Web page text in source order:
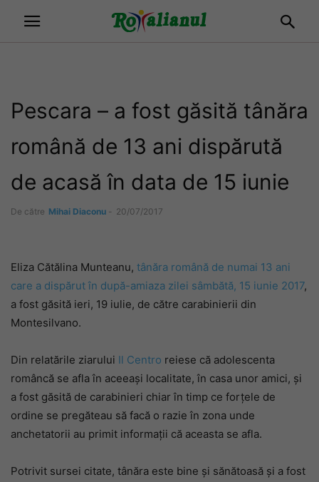
Pescara – a fost găsită tânăra
română de 13 ani dispărută
de acasă în data de 15 iunie
De către Mihai Diaconu - 20/07/2017
Eliza Cătălina Munteanu, tânăra română de numai 13 ani
care a dispărut în după-amiaza zilei sâmbătă, 15 iunie 2017,
a fost găsită ieri, 19 iulie, de către carabinierii din
Montesilvano.
Din relatările ziarului Il Centro reiese că adolescenta
româncă se afla în aceeași localitate, în casa unor amici, și
a fost găsită de carabinieri chiar în timp ce forțele de
ordine se pregăteau să facă o razie în zona unde
anchetatorii au primit informații că aceasta se afla.
Potrivit sursei citate, tânăra este bine și sănătoasă și a fost